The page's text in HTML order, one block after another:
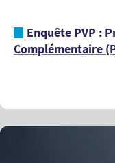
Enquête PVP :
Complémentaire